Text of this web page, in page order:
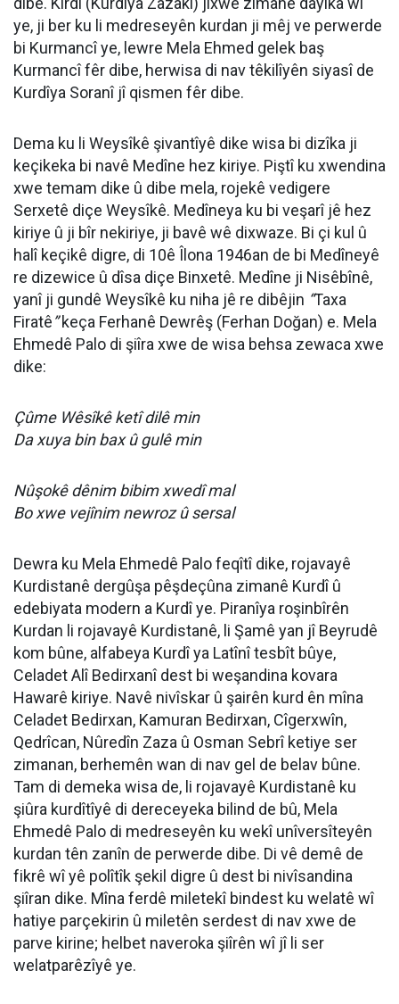
ye, ji ber ku li medreseyên kurdan ji mêj ve perwerde
bi Kurmancî ye, lewre Mela Ehmed gelek baş
Kurmancî fêr dibe, herwisa di nav têkilîyên siyasî de
Kurdîya Soranî jî qismen fêr dibe.
Dema ku li Weysîkê şivantîyê dike wisa bi dizîka ji
keçikeka bi navê Medîne hez kiriye. Piştî ku xwendina
xwe temam dike û dibe mela, rojekê vedigere
Serxetê diçe Weysîkê. Medîneya ku bi veşarî jê hez
kiriye û ji bîr nekiriye, ji bavê wê dixwaze. Bi çi kul û
halî keçikê digre, di 10ê Îlona 1946an de bi Medîneyê
re dizewice û dîsa diçe Binxetê. Medîne ji Nisêbînê,
yanî ji gundê Weysîkê ku niha jê re dibêjin “Taxa
Firatê”keça Ferhanê Dewrêş (Ferhan Doğan) e. Mela
Ehmedê Palo di şiîra xwe de wisa behsa zewaca xwe
dike:
Çûme Wêsîkê ketî dilê min
Da xuya bin bax û gulê min
Nûşokê dênim bibim xwedî mal
Bo xwe vejînim newroz û sersal
Dewra ku Mela Ehmedê Palo feqîtî dike, rojavayê
Kurdistanê dergûşa pêşdeçûna zimanê Kurdî û
edebiyata modern a Kurdî ye. Piranîya roşinbîrên
Kurdan li rojavayê Kurdistanê, li Şamê yan jî Beyrudê
kom bûne, alfabeya Kurdî ya Latînî tesbît bûye,
Celadet Alî Bedirxanî dest bi weşandina kovara
Hawarê kiriye. Navê nivîskar û şairên kurd ên mîna
Celadet Bedirxan, Kamuran Bedirxan, Cîgerxwîn,
Qedrîcan, Nûredîn Zaza û Osman Sebrî ketiye ser
zimanan, berhemên wan di nav gel de belav bûne.
Tam di demeka wisa de, li rojavayê Kurdistanê ku
şiûra kurdîtîyê di dereceyeka bilind de bû, Mela
Ehmedê Palo di medreseyên ku wekî unîversîteyên
kurdan tên zanîn de perwerde dibe. Di vê demê de
fikrê wî yê polîtîk şekil digre û dest bi nivîsandina
şiîran dike. Mîna ferdê miletekî bindest ku welatê wî
hatiye parçekirin û miletên serdest di nav xwe de
parve kirine; helbet naveroka şiîrên wî jî li ser
welatparêzîyê ye.